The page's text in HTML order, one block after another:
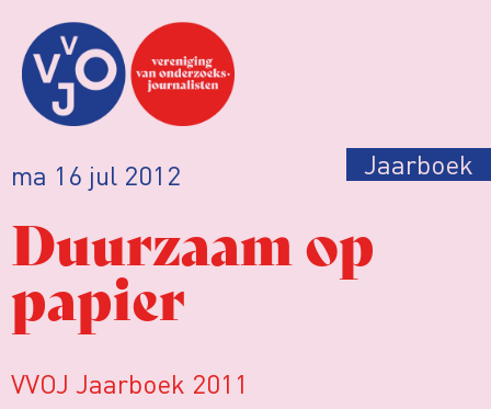
ma 16 jul 2012 Jaarboek
Duurzaam op
papier
VVOJ Jaarboek 2011